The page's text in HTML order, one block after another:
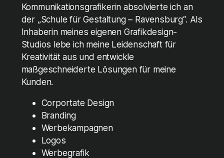
Kommunikationsgrafikerin absolvierte ich an
der „Schule für Gestaltung – Ravensburg“. Als
Inhaberin meines eigenen Grafikdesign-
Studios lebe ich meine Leidenschaft für
Kreativität aus und entwickle
maßgeschneiderte Lösungen für meine
Kunden.
Corportate Design
Branding
Werbekampagnen
Logos
Werbegrafik